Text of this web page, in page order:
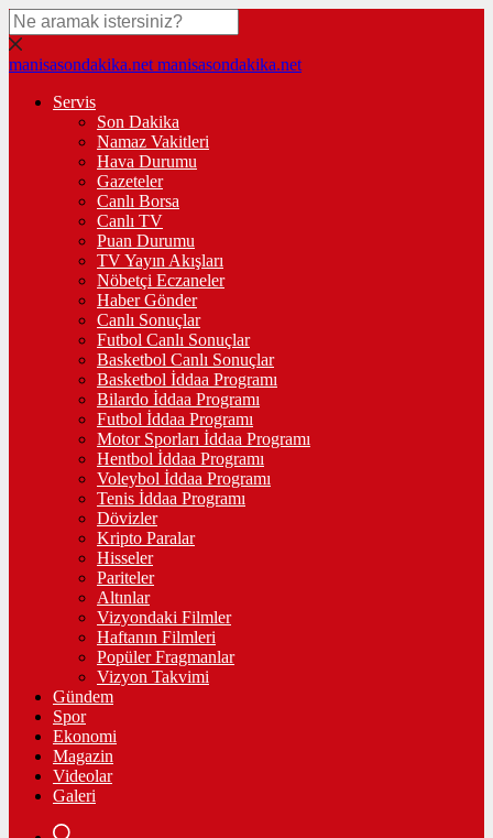
manisasondakika.net manisasondakika.net
Servis
Son Dakika
Namaz Vakitleri
Hava Durumu
Gazeteler
Canlı Borsa
Canlı TV
Puan Durumu
TV Yayın Akışları
Nöbetçi Eczaneler
Haber Gönder
Canlı Sonuçlar
Futbol Canlı Sonuçlar
Basketbol Canlı Sonuçlar
Basketbol İddaa Programı
Bilardo İddaa Programı
Futbol İddaa Programı
Motor Sporları İddaa Programı
Hentbol İddaa Programı
Voleybol İddaa Programı
Tenis İddaa Programı
Dövizler
Kripto Paralar
Hisseler
Pariteler
Altınlar
Vizyondaki Filmler
Haftanın Filmleri
Popüler Fragmanlar
Vizyon Takvimi
Gündem
Spor
Ekonomi
Magazin
Videolar
Galeri